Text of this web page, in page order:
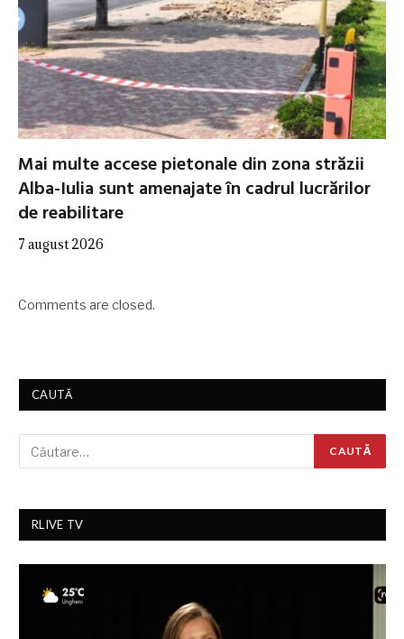
Mai multe accese pietonale din zona străzii
Alba-Iulia sunt amenajate în cadrul lucrărilor
de reabilitare
7 august 2026
Comments are closed.
CAUTĂ
RLIVE TV